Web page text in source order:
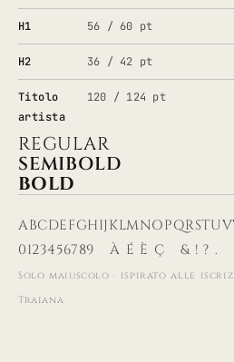
H1 56 / 60 pt
H2 36 / 42 pt
Titolo
artista
120 / 124 pt
REGULAR
SEMIBOLD
BOLD
0123456789 À É È Ç & ! ? .
Solo maiuscolo · ispirato alle
Traiana